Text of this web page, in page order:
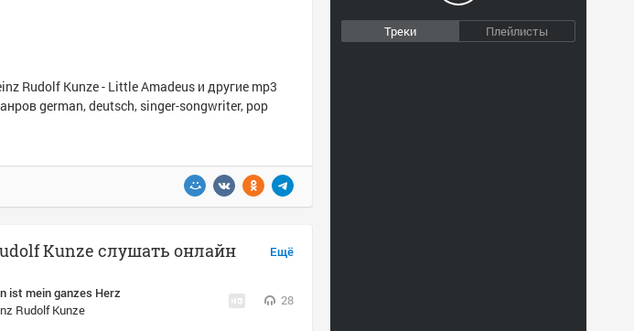
Треки Плейлисты
Rudolf Kunze - Little Amadeus и другие mp3
german, deutsch, singer-songwriter, pop
Ещё
Kunze слушать онлайн
ist mein ganzes Herz
Rudolf Kunze
28